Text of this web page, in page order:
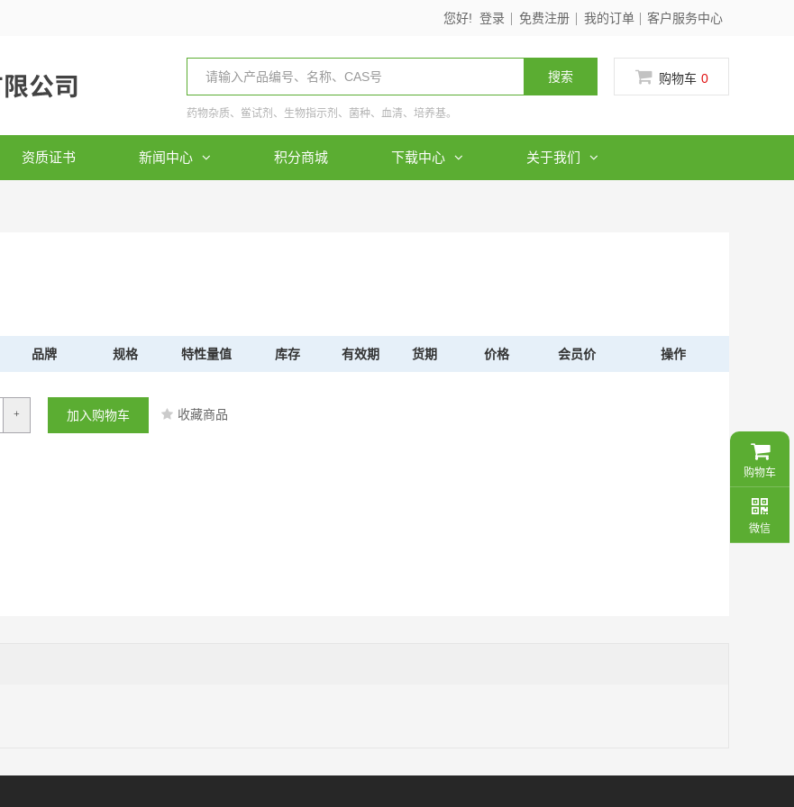
我的订单 客户服务中心
您好! 登录 免费注册
购物车 0
搜索
药物杂质、鲎试剂、生物指示剂、菌种、血清、培养基。
资质证书 新闻中心 积分商城 下载中心 关于我们
品牌 规格 特性量值 库存 有效期 货期 价格 会员价 操作
+ 加入购物车 收藏商品
购物车
微信